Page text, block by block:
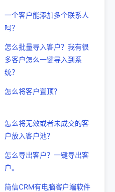
一个客户能添加多个联系人
吗？
怎么批量导入客户？我有很
多客户怎么一键导入到系
统？
怎么将客户置顶？
怎么将无效或者未成交的客
户放入客户池？
怎么导出客户？一键导出客
户。
简信CRM有电脑客户端软件